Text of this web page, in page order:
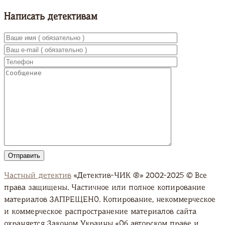
Написать детективам
Частный детектив «Детектив-ЧИК ®» 2002-2025 © Все
права защищены. Частичное или полное копирование
материалов ЗАПРЕЩЕНО. Копирование, некоммерческое
и коммерческое распространение материалов сайта